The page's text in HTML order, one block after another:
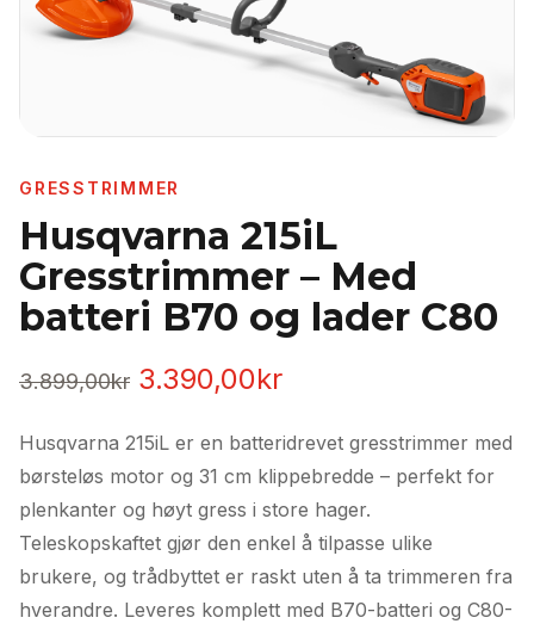
GRESSTRIMMER
Husqvarna 215iL
Gresstrimmer – Med
batteri B70 og lader C80
3.899,00kr Opprinnelig
var:
3.899,00kr.
3.390,00krNåværende
er:
3.390,00kr.
Husqvarna 215iL er en batteridrevet gresstrimmer med
børsteløs motor og 31 cm klippebredde – perfekt for
plenkanter og høyt gress i store hager.
Teleskopskaftet gjør den enkel å tilpasse ulike
brukere, og trådbyttet er raskt uten å ta trimmeren fra
hverandre. Leveres komplett med B70-batteri og C80-